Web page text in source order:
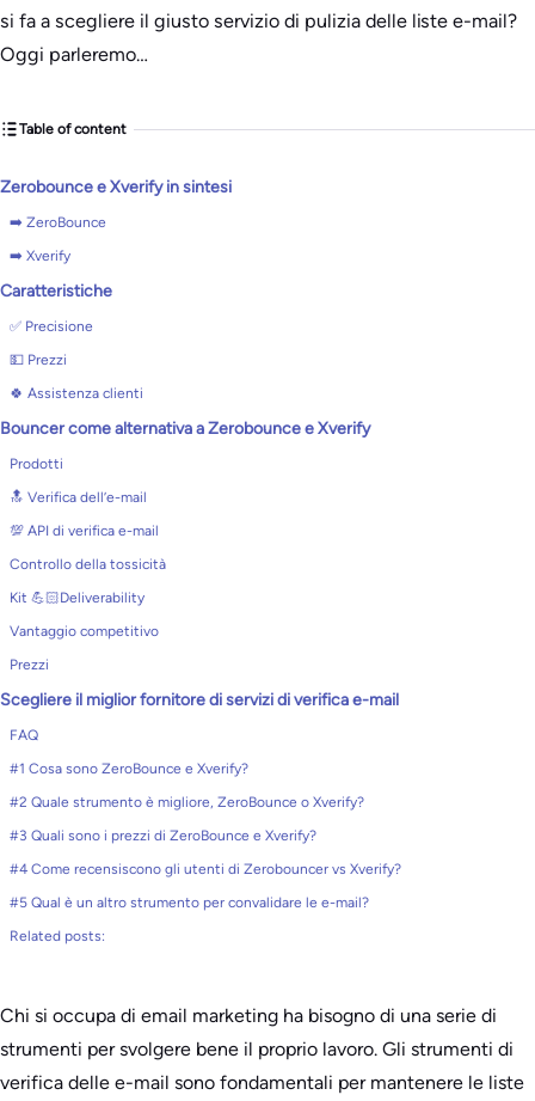
si fa a scegliere il giusto servizio di pulizia delle liste e-mail?
Oggi parleremo…
Table of content
Zerobounce e Xverify in sintesi
➡️ ZeroBounce
➡️ Xverify
Caratteristiche
✅ Precisione
💵 Prezzi
🍀 Assistenza clienti
Bouncer come alternativa a Zerobounce e Xverify
Prodotti
🔝 Verifica dell’e-mail
💯 API di verifica e-mail
Controllo della tossicità
Kit 💪🏻Deliverability
Vantaggio competitivo
Prezzi
Scegliere il miglior fornitore di servizi di verifica e-mail
FAQ
#1 Cosa sono ZeroBounce e Xverify?
#2 Quale strumento è migliore, ZeroBounce o Xverify?
#3 Quali sono i prezzi di ZeroBounce e Xverify?
#4 Come recensiscono gli utenti di Zerobouncer vs Xverify?
#5 Qual è un altro strumento per convalidare le e-mail?
Related posts:
Chi si occupa di email marketing ha bisogno di una serie di
strumenti per svolgere bene il proprio lavoro. Gli strumenti di
verifica delle e-mail sono fondamentali per mantenere le liste